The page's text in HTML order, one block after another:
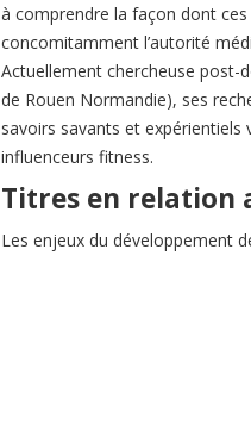
à comprendre la façon dont
concomitamment l’autorité
Actuellement chercheuse post-
de Rouen Normandie), ses
savoirs savants et expérientiels
influenceurs fitness.
Titres en relation
Les enjeux du développement